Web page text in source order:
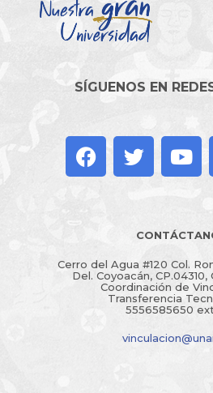
SÍGUENOS EN
Cerro del Agua #120 Col.
Del. Coyoacán, CP.04310,
Coordinación de
Transferencia
5556585650